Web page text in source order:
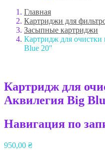
Главная
Картриджи для
Засыпные картриджи
Картридж для
Blue 20″
Картридж для
Аквилегия Big
Навигация по
950,00 ₴